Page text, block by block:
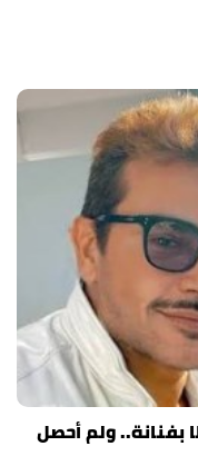
ولم أحصل